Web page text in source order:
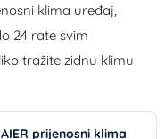
klima uređaj,
24 rate svim
tražite zidnu klimu
prijenosni klima